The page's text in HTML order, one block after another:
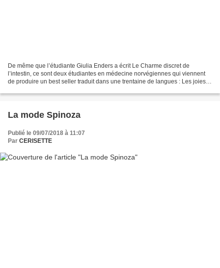
De même que l’étudiante Giulia Enders a écrit Le Charme discret de
l’intestin, ce sont deux étudiantes en médecine norvégiennes qui viennent
de produire un best seller traduit dans une trentaine de langues : Les joies
La mode Spinoza
Publié le 09/07/2018 à 11:07
Par CERISETTE